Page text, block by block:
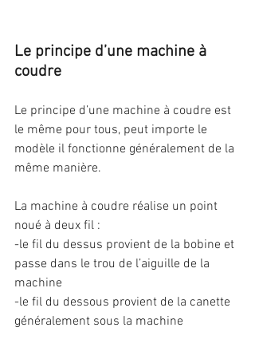
Le principe d’une machine à
coudre
Le principe d’une machine à coudre est
le même pour tous, peut importe le
modèle il fonctionne généralement de la
même manière.
La machine à coudre réalise un point
noué à deux fil :
-le fil du dessus provient de la bobine et
passe dans le trou de l’aiguille de la
machine
-le fil du dessous provient de la canette
généralement sous la machine